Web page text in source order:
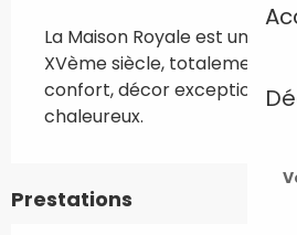
La Maison Royale est une
XVème siècle, totalement
confort, décor exceptionnel,
chaleureux.
Prestations